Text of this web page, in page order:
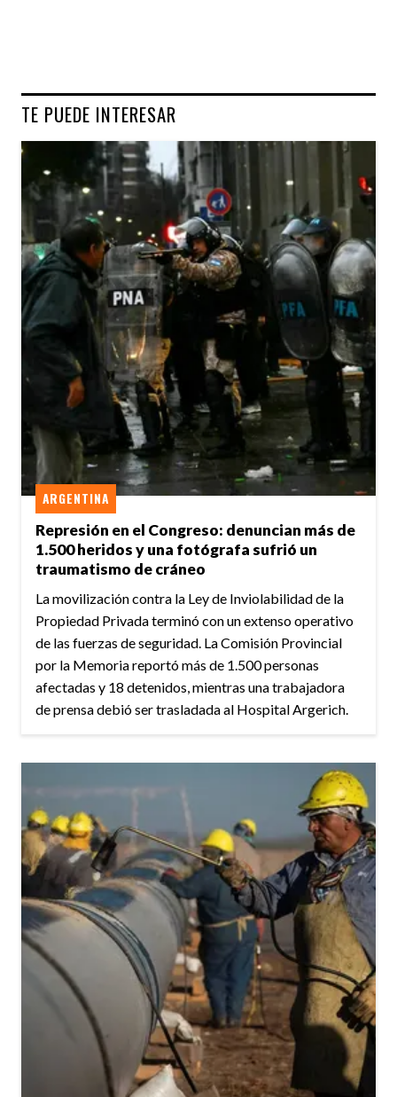
TE PUEDE INTERESAR
Represión en el Congreso: denuncian más de
1.500 heridos y una fotógrafa sufrió un
traumatismo de cráneo
ARGENTINA
La movilización contra la Ley de Inviolabilidad de la
Propiedad Privada terminó con un extenso operativo
de las fuerzas de seguridad. La Comisión Provincial
por la Memoria reportó más de 1.500 personas
afectadas y 18 detenidos, mientras una trabajadora
de prensa debió ser trasladada al Hospital Argerich.